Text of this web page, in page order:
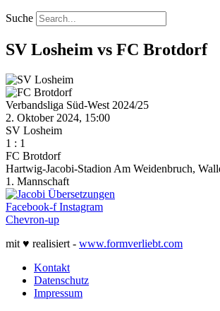
Suche
SV Losheim vs FC Brotdorf
Verbandsliga Süd-West 2024/25
2. Oktober 2024, 15:00
SV Losheim
1 : 1
FC Brotdorf
Hartwig-Jacobi-Stadion Am Weidenbruch,
1. Mannschaft
Facebook-f Instagram
Chevron-up
mit ♥ realisiert - www.formverliebt.com
Kontakt
Datenschutz
Impressum